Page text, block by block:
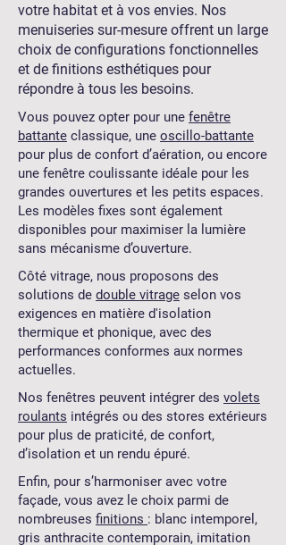
votre habitat et à vos envies. Nos
menuiseries sur-mesure offrent un large
choix de configurations fonctionnelles
et de finitions esthétiques pour
répondre à tous les besoins.
Vous pouvez opter pour une fenêtre
battante classique, une oscillo-battante
pour plus de confort d’aération, ou encore
une fenêtre coulissante idéale pour les
grandes ouvertures et les petits espaces.
Les modèles fixes sont également
disponibles pour maximiser la lumière
sans mécanisme d’ouverture.
Côté vitrage, nous proposons des
solutions de double vitrage selon vos
exigences en matière d'isolation
thermique et phonique, avec des
performances conformes aux normes
actuelles.
Nos fenêtres peuvent intégrer des volets
roulants intégrés ou des stores extérieurs
pour plus de praticité, de confort,
d’isolation et un rendu épuré.
Enfin, pour s’harmoniser avec votre
façade, vous avez le choix parmi de
nombreuses finitions : blanc intemporel,
gris anthracite contemporain, imitation